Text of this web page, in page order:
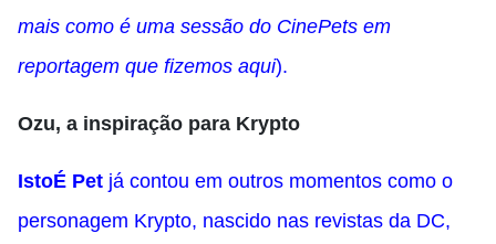
mais como é uma sessão do CinePets em
reportagem que fizemos aqui).
Ozu, a inspiração para Krypto
IstoÉ Pet já contou em outros momentos como o
personagem Krypto, nascido nas revistas da DC,